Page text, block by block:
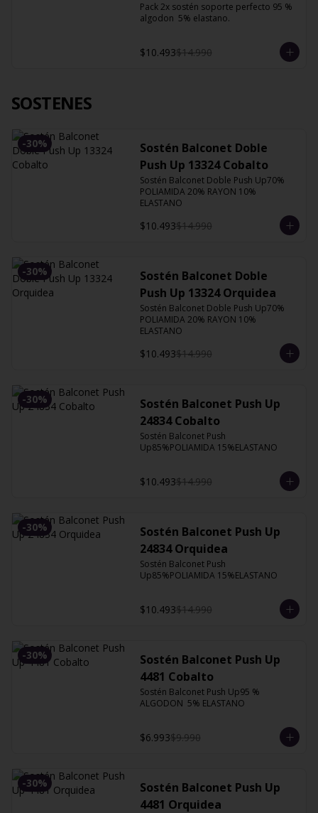
Pack 2x sostén soporte perfecto 95 %
algodon  5% elastano.
$10.493$14.990
SOSTENES
-30%
Sostén Balconet Doble
Push Up 13324 Cobalto
Sostén Balconet Doble Push Up70%
POLIAMIDA 20% RAYON 10%
ELASTANO
$10.493$14.990
-30%
Sostén Balconet Doble
Push Up 13324 Orquidea
Sostén Balconet Doble Push Up70%
POLIAMIDA 20% RAYON 10%
ELASTANO
$10.493$14.990
-30%
Sostén Balconet Push Up
24834 Cobalto
Sostén Balconet Push
Up85%POLIAMIDA 15%ELASTANO
$10.493$14.990
-30%
Sostén Balconet Push Up
24834 Orquidea
Sostén Balconet Push
Up85%POLIAMIDA 15%ELASTANO
$10.493$14.990
-30%
Sostén Balconet Push Up
4481 Cobalto
Sostén Balconet Push Up95 %
ALGODON  5% ELASTANO
$6.993$9.990
-30%
Sostén Balconet Push Up
4481 Orquidea